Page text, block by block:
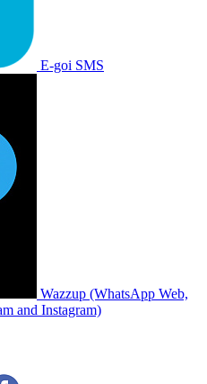
E-goi SMS
Wazzup (WhatsApp Web,
and Instagram)